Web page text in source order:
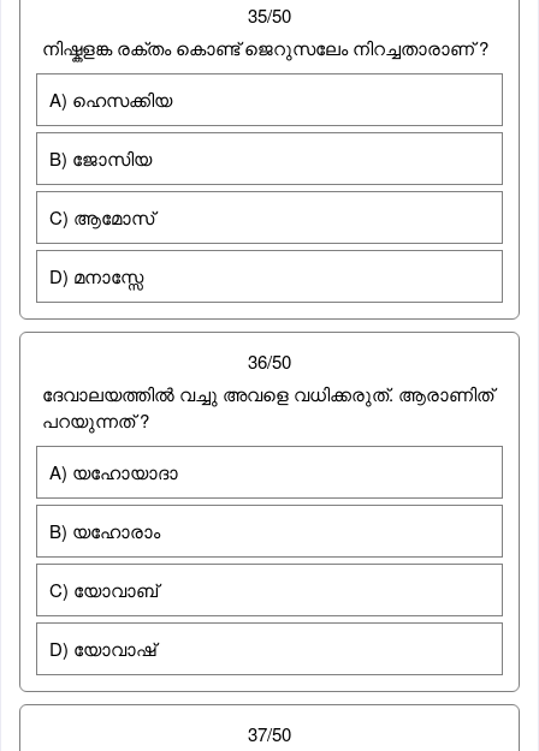
35/50
നിഷ്കളങ്ക രക്തം കൊണ്ട് ജെറുസലേം നിറച്ചതാരാണ് ?
A) ഹെസക്കിയ
B) ജോസിയ
C) ആമോസ്
D) മനാസ്സേ
36/50
ദേവാലയത്തിൽ വച്ചു അവളെ വധിക്കരുത്. ആരാണിത്
പറയുന്നത് ?
A) യഹോയാദാ
B) യഹോരാം
C) യോവാബ്
D) യോവാഷ്
37/50